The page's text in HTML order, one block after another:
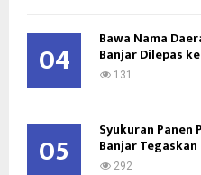
04 Bawa Nama
Banjar Dilepas
131
05 Syukuran Panen
Banjar
292